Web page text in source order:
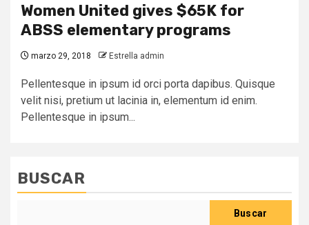
Women United gives $65K for
ABSS elementary programs
marzo 29, 2018 Estrella admin
Pellentesque in ipsum id orci porta dapibus. Quisque
velit nisi, pretium ut lacinia in, elementum id enim.
Pellentesque in ipsum...
BUSCAR
Buscar